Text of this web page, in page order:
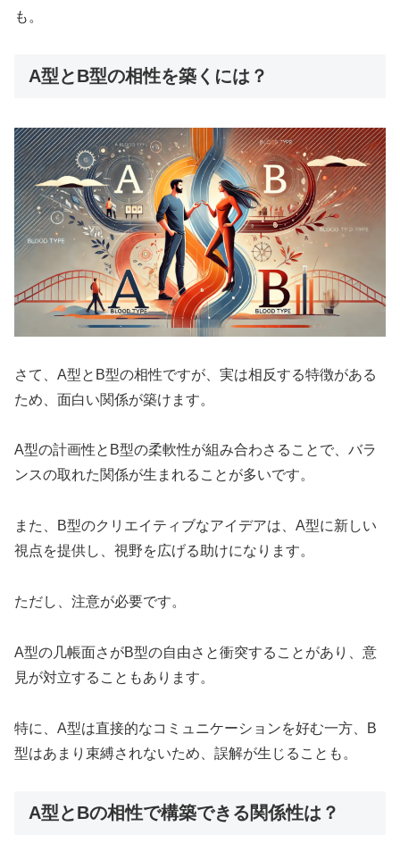
も。
A型とB型の相性を築くには？
さて、A型とB型の相性ですが、実は相反する特徴がある
ため、面白い関係が築けます。
A型の計画性とB型の柔軟性が組み合わさることで、バラ
ンスの取れた関係が生まれることが多いです。
また、B型のクリエイティブなアイデアは、A型に新しい
視点を提供し、視野を広げる助けになります。
ただし、注意が必要です。
A型の几帳面さがB型の自由さと衝突することがあり、意
見が対立することもあります。
特に、A型は直接的なコミュニケーションを好む一方、B
型はあまり束縛されないため、誤解が生じることも。
A型とBの相性で構築できる関係性は？